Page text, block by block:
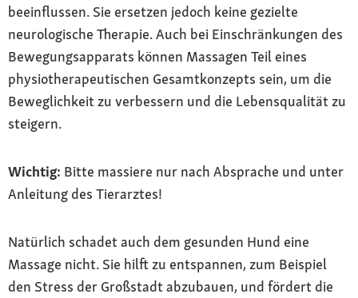
beeinflussen. Sie ersetzen jedoch keine gezielte
neurologische Therapie. Auch bei Einschränkungen des
Bewegungsapparats können Massagen Teil eines
physiotherapeutischen Gesamtkonzepts sein, um die
Beweglichkeit zu verbessern und die Lebensqualität zu
steigern.
Wichtig: Bitte massiere nur nach Absprache und unter
Anleitung des Tierarztes!
Natürlich schadet auch dem gesunden Hund eine
Massage nicht. Sie hilft zu entspannen, zum Beispiel
den Stress der Großstadt abzubauen, und fördert die